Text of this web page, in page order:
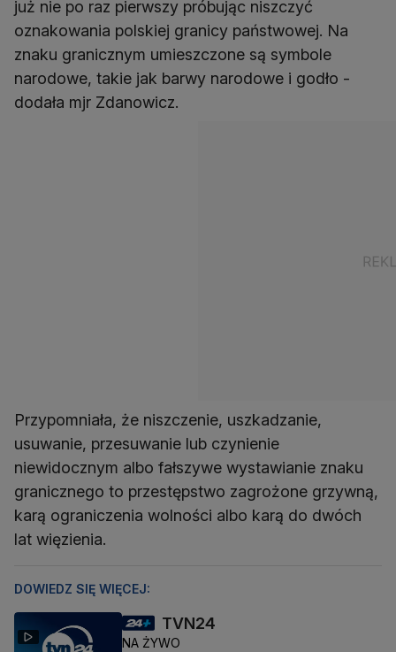
już nie po raz pierwszy próbując niszczyć
oznakowania polskiej granicy państwowej. Na
znaku granicznym umieszczone są symbole
narodowe, takie jak barwy narodowe i godło -
dodała mjr Zdanowicz.
Przypomniała, że niszczenie, uszkadzanie,
usuwanie, przesuwanie lub czynienie
niewidocznym albo fałszywe wystawianie znaku
granicznego to przestępstwo zagrożone grzywną,
karą ograniczenia wolności albo karą do dwóch
lat więzienia.
DOWIEDZ SIĘ WIĘCEJ:
TVN24
NA ŻYWO